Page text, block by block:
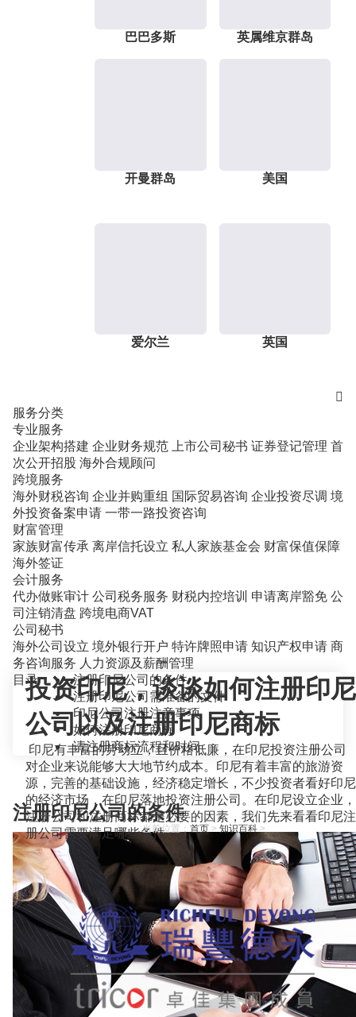
巴巴多斯 英属维京群岛
开曼群岛 美国
爱尔兰 英国

服务分类
专业服务
企业架构搭建 企业财务规范 上市公司秘书 证券登记管理 首
次公开招股 海外合规顾问
跨境服务
海外财税咨询 企业并购重组 国际贸易咨询 企业投资尽调 境
外投资备案申请 一带一路投资咨询
财富管理
家族财富传承 离岸信托设立 私人家族基金会 财富保值保障
海外签证
会计服务
代办做账审计 公司税务服务 财税内控培训 申请离岸豁免 公
司注销清盘 跨境电商VAT
公司秘书
海外公司设立 境外银行开户 特许牌照申请 知识产权申请 商
务咨询服务 人力资源及薪酬管理
当前位置： 首页> 知识百科>
投资印尼，谈谈如何注册印尼
公司以及注册印尼商标
印尼有丰富的劳动立，且价格低廉，在印尼投资注册公司
对企业来说能够大大地节约成本。印尼有着丰富的旅游资
源，完善的基础设施，经济稳定增长，不少投资者看好印尼
的经济市场，在印尼落地投资注册公司。在印尼设立企业，
注册公司和注册商标都是必要的因素，我们先来看看印尼注
册公司需要满足哪些条件。
目录
注册印尼公司的条件
注册印尼公司需准备的文件
印尼公司注册注意事项
如何注册印尼商标
请注册商标流程和时间
注册印尼公司的条件